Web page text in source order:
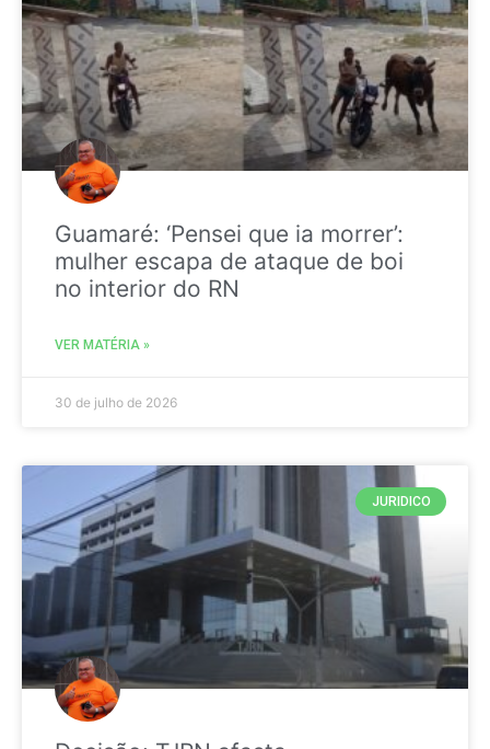
Guamaré: ‘Pensei que ia morrer’:
mulher escapa de ataque de boi
no interior do RN
VER MATÉRIA »
30 de julho de 2026
JURIDICO